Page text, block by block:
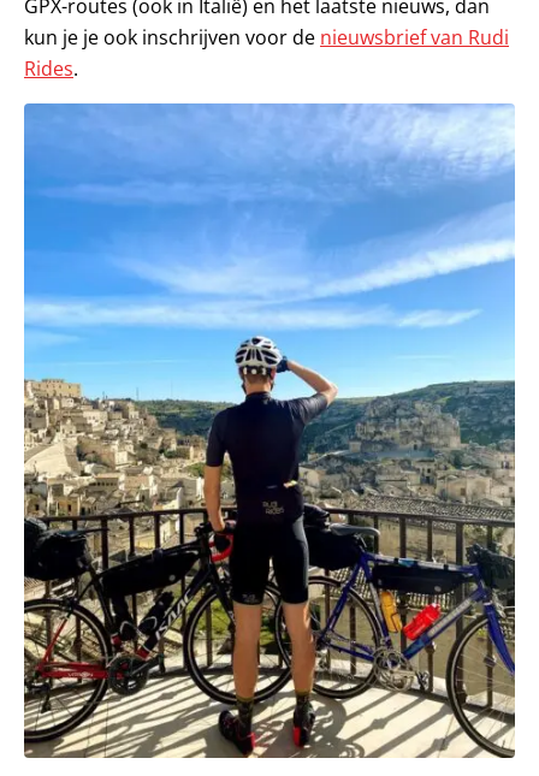
GPX-routes (ook in Italië) en het laatste nieuws, dan
kun je je ook inschrijven voor de nieuwsbrief van Rudi
Rides.